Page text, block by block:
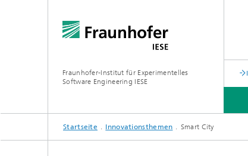
Fraunhofer-Institut für Experimentelles
Software Engineering IESE
Startseite Innovationsthemen Smart City